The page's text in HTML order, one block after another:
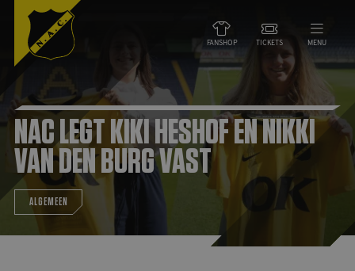
FANSHOP TICKETS MENU
NIEUWS
TEAMS
WEDSTRIJDEN
NAC LEGT KIKI HESHOF EN NIKKI
VAN DEN BURG VAST
ALGEMEEN